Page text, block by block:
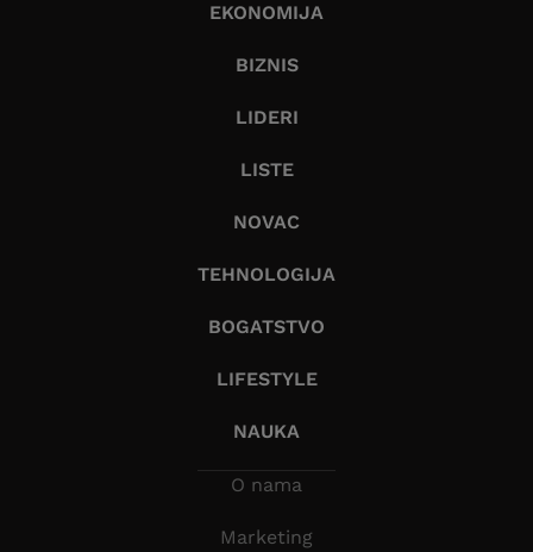
EKONOMIJA
BIZNIS
LIDERI
LISTE
NOVAC
TEHNOLOGIJA
BOGATSTVO
LIFESTYLE
NAUKA
O nama
Marketing